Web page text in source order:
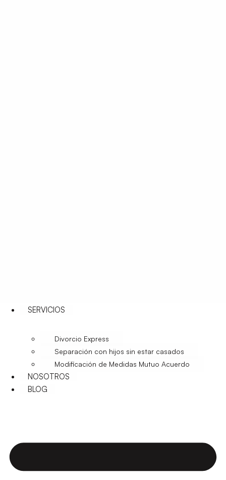
SERVICIOS
Divorcio Express
Separación con hijos sin estar casados
Modificación de Medidas Mutuo Acuerdo
NOSOTROS
BLOG